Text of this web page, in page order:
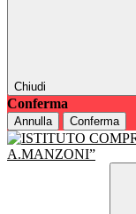
Chiudi
Conferma
Annulla Conferma